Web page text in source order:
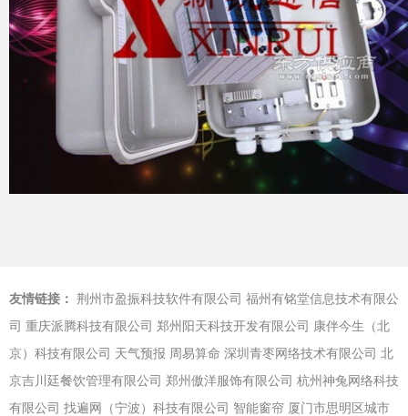
友情链接： 荆州市盈振科技软件有限公司 福州有铭堂信息技术有限公
司 重庆派腾科技有限公司 郑州阳天科技开发有限公司 康伴今生（北
京）科技有限公司 天气预报 周易算命 深圳青枣网络技术有限公司 北
京吉川廷餐饮管理有限公司 郑州傲洋服饰有限公司 杭州神兔网络科技
有限公司 找遍网（宁波）科技有限公司 智能窗帘 厦门市思明区城市